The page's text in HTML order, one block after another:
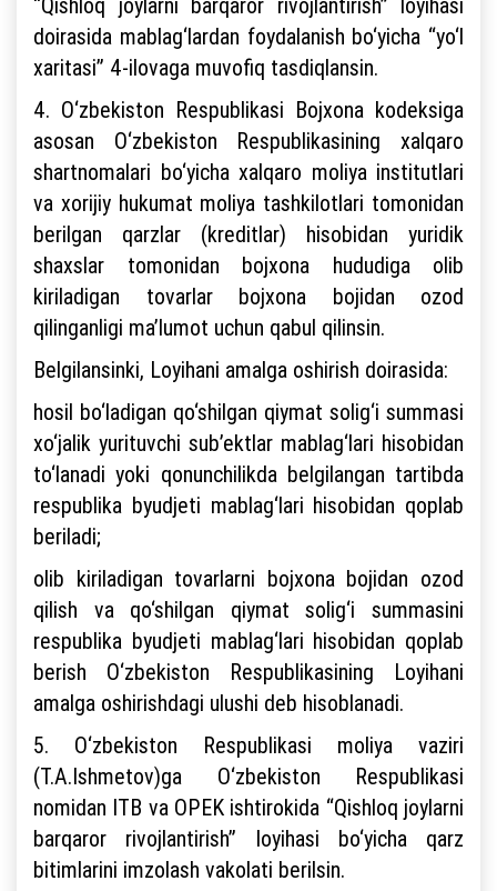
doirasida mablag‘lardan foydalanish bo‘yicha “yo‘l
xaritasi” 4-ilovaga muvofiq tasdiqlansin.
4. O‘zbekiston Respublikasi Bojxona kodeksiga
asosan O‘zbekiston Respublikasining xalqaro
shartnomalari bo‘yicha xalqaro moliya institutlari
va xorijiy hukumat moliya tashkilotlari tomonidan
berilgan qarzlar (kreditlar) hisobidan yuridik
shaxslar tomonidan bojxona hududiga olib
kiriladigan tovarlar bojxona bojidan ozod
qilinganligi ma’lumot uchun qabul qilinsin.
Belgilansinki, Loyihani amalga oshirish doirasida:
hosil bo‘ladigan qo‘shilgan qiymat solig‘i summasi
xo‘jalik yurituvchi sub’ektlar mablag‘lari hisobidan
to‘lanadi yoki qonunchilikda belgilangan tartibda
respublika byudjeti mablag‘lari hisobidan qoplab
beriladi;
olib kiriladigan tovarlarni bojxona bojidan ozod
qilish va qo‘shilgan qiymat solig‘i summasini
respublika byudjeti mablag‘lari hisobidan qoplab
berish O‘zbekiston Respublikasining Loyihani
amalga oshirishdagi ulushi deb hisoblanadi.
5. O‘zbekiston Respublikasi moliya vaziri
(T.A.Ishmetov)ga O‘zbekiston Respublikasi
nomidan ITB va OPEK ishtirokida “Qishloq joylarni
barqaror rivojlantirish” loyihasi bo‘yicha qarz
bitimlarini imzolash vakolati berilsin.